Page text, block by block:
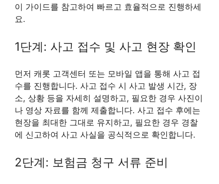
이 가이드를 참고하여 빠르고 효율적으로 진행하세
요.
1단계: 사고 접수 및 사고 현장 확인
먼저 캐롯 고객센터 또는 모바일 앱을 통해 사고 접
수를 진행합니다. 사고 접수 시 사고 발생 시간, 장
소, 상황 등을 자세히 설명하고, 필요한 경우 사진이
나 영상 자료를 함께 제출합니다. 사고 접수 후에는
현장을 최대한 그대로 유지하고, 필요한 경우 경찰
에 신고하여 사고 사실을 공식적으로 확인합니다.
2단계: 보험금 청구 서류 준비